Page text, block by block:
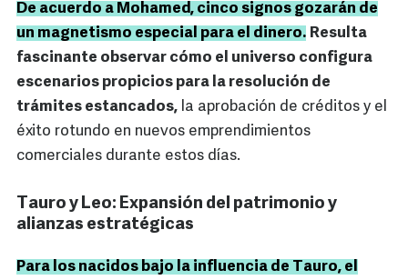
De acuerdo a Mohamed, cinco signos gozarán de
un magnetismo especial para el dinero. Resulta
fascinante observar cómo el universo configura
escenarios propicios para la resolución de
trámites estancados, la aprobación de créditos y el
éxito rotundo en nuevos emprendimientos
comerciales durante estos días.
Tauro y Leo: Expansión del patrimonio y
alianzas estratégicas
Para los nacidos bajo la influencia de Tauro, el